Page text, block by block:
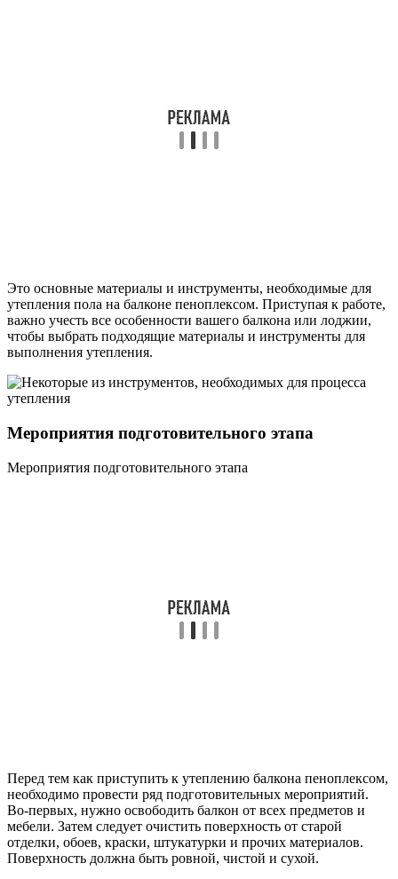
Это основные материалы и инструменты, необходимые для
утепления пола на балконе пеноплексом. Приступая к работе,
важно учесть все особенности вашего балкона или лоджии,
чтобы выбрать подходящие материалы и инструменты для
выполнения утепления.
Мероприятия подготовительного этапа
Мероприятия подготовительного этапа
Перед тем как приступить к утеплению балкона пеноплексом,
необходимо провести ряд подготовительных мероприятий.
Во-первых, нужно освободить балкон от всех предметов и
мебели. Затем следует очистить поверхность от старой
отделки, обоев, краски, штукатурки и прочих материалов.
Поверхность должна быть ровной, чистой и сухой.